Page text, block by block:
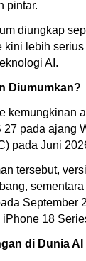
pintar.
diungkap
kini lebih
AI.
Diumumkan?
kemungkinan
27 pada ajang
pada Juni
tersebut,
September
18
di Dunia AI